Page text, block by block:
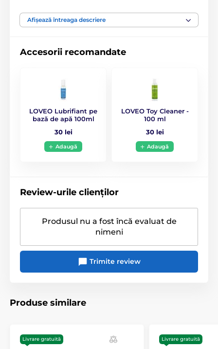
Manual de utilizare.
PENTRU BĂRBAȚI
Păpuși gonflabile
Afișează întreaga descriere
Accesorii recomandate
LOVEO Lubrifiant pe
bază de apă 100ml
30 lei
Adaugă
LOVEO Toy Cleaner -
100 ml
30 lei
Adaugă
Review-urile clienților
Produsul nu a fost încă evaluat de
nimeni
Trimite review
Produse similare
Livrare gratuită Livrare gratuită